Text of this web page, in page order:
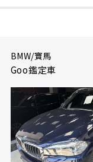
BMW/寶馬
Goo鑑定車